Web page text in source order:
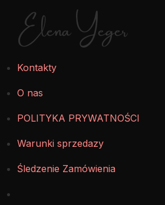
Elena Yeger
Kontakty
O nas
POLITYKA PRYWATNOŚCI
Warunki sprzedazy
Śledzenie Zamówienia